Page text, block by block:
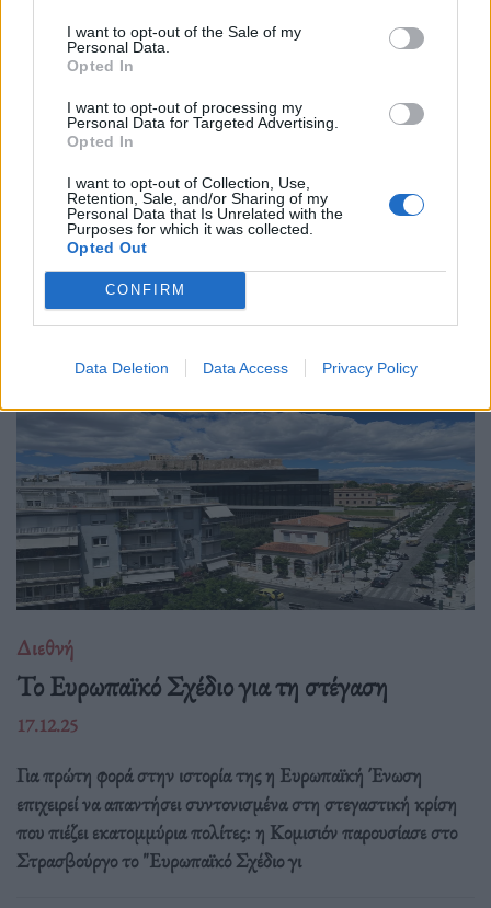
I want to opt-out of the Sale of my
Personal Data.
Opted In
I want to opt-out of processing my
Personal Data for Targeted Advertising.
Opted In
I want to opt-out of Collection, Use,
Retention, Sale, and/or Sharing of my
Personal Data that Is Unrelated with the
Purposes for which it was collected.
Opted Out
CONFIRM
Data Deletion Data Access Privacy Policy
Διεθνή
Το “Ευρωβαρόμετρο” επιβεβαιώνει την
αβεβαιότητα των πολιτών της Ευρώπης
04.02.26
Το νέο "Ευρωβαρόμετρο" καταγράφει με ψυχρή ακρίβεια αυτή
την αντίφαση. Oι πολίτες που ανησυχούν βαθιά για πολέμους,
ακρίβεια και αποσταθεροποίηση, αλλά ταυτόχρονα ζητούν μια
πιο δυνατή, πιο παρούσα Ευ
Διεθνή
Το Ευρωπαϊκό Σχέδιο για τη στέγαση
17.12.25
Για πρώτη φορά στην ιστορία της η Ευρωπαϊκή Ένωση
επιχειρεί να απαντήσει συντονισμένα στη στεγαστική κρίση
που πιέζει εκατομμύρια πολίτες: η Κομισιόν παρουσίασε στο
Στρασβούργο το "Ευρωπαϊκό Σχέδιο γι